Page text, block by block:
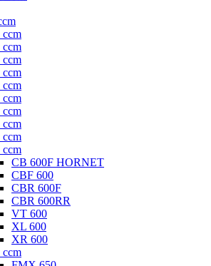
ccm
ccm
ccm
ccm
ccm
ccm
ccm
ccm
ccm
ccm
CB 600F HORNET
CBF 600
CBR 600F
CBR 600RR
VT 600
XL 600
XR 600
ccm